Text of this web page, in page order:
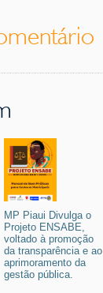
MP Piaui Divulga o
Projeto ENSABE,
voltado à promoção
da transparência e ao
aprimoramento da
gestão pública.